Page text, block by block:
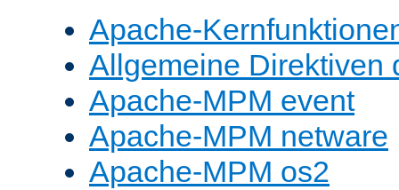
Apache-
Allgemeine Direktiven
Apache-MPM event
Apache-MPM netware
Apache-MPM os2